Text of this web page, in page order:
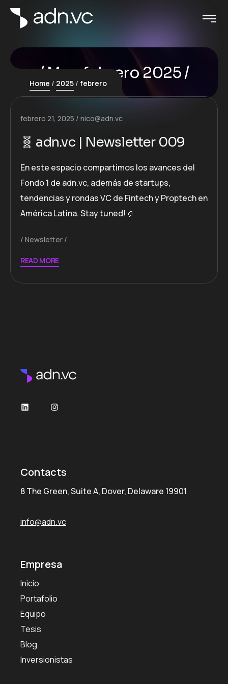
Mes:febrero 2025
Home 2025 febrero
febrero 21, 2025 nico@adn.vc
🧬 adn.vc | Newsletter 009
En este espacio compartimos los avances del
Fondo 1 de adn.vc, además de startups,
tendencias y rondas VC de Fintech y Proptech en
América Latina. Stay tuned! 🤌
Newsletter
READ MORE
LinkedInInstagram
Contacts
8 The Green, Suite A, Dover, Delaware 19901
info@adn.vc
Empresa
Inicio
Portafolio
Equipo
Tesis
Blog
Inversionistas